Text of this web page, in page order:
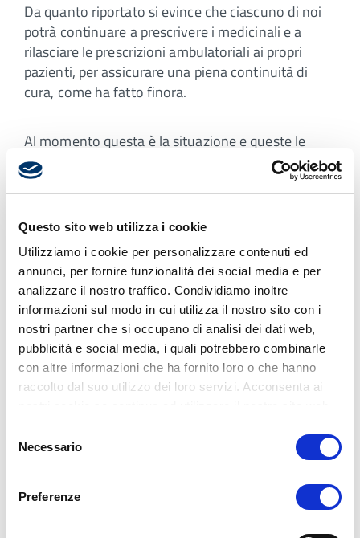
Questo sito web utilizza i cookie
Utilizziamo i cookie per personalizzare contenuti ed
annunci, per fornire funzionalità dei social media e per
analizzare il nostro traffico. Condividiamo inoltre
informazioni sul modo in cui utilizza il nostro sito con i
nostri partner che si occupano di analisi dei dati web,
pubblicità e social media, i quali potrebbero combinarle
con altre informazioni che ha fornito loro o che hanno
raccolto dal suo utilizzo dei loro servizi. Acconsenta ai
delNecessario
Preferenze
Da quanto riportato si evince che ciascuno di noi
potrà continuare a prescrivere i medicinali e a
rilasciare le prescrizioni ambulatoriali ai propri
pazienti, per assicurare una piena continuità di
cura, come ha fatto finora.
Al momento questa è la situazione e queste le
indicazioni.
informati su eventuali modifiche o aggiornamenti,
in base all'evoluzione del quadro normativo
divulgato e riportato nella documentazione
ufficiale che sarà via via rilasciata dagli enti
preposti.
I miei più cari saluti.